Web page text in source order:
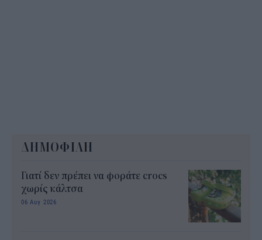
ΔΗΜΟΦΙΛΗ
Γιατί δεν πρέπει να φοράτε crocs
χωρίς κάλτσα
06 Αυγ 2026